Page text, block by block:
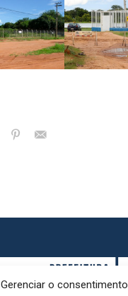
Gerenciar o consentimento